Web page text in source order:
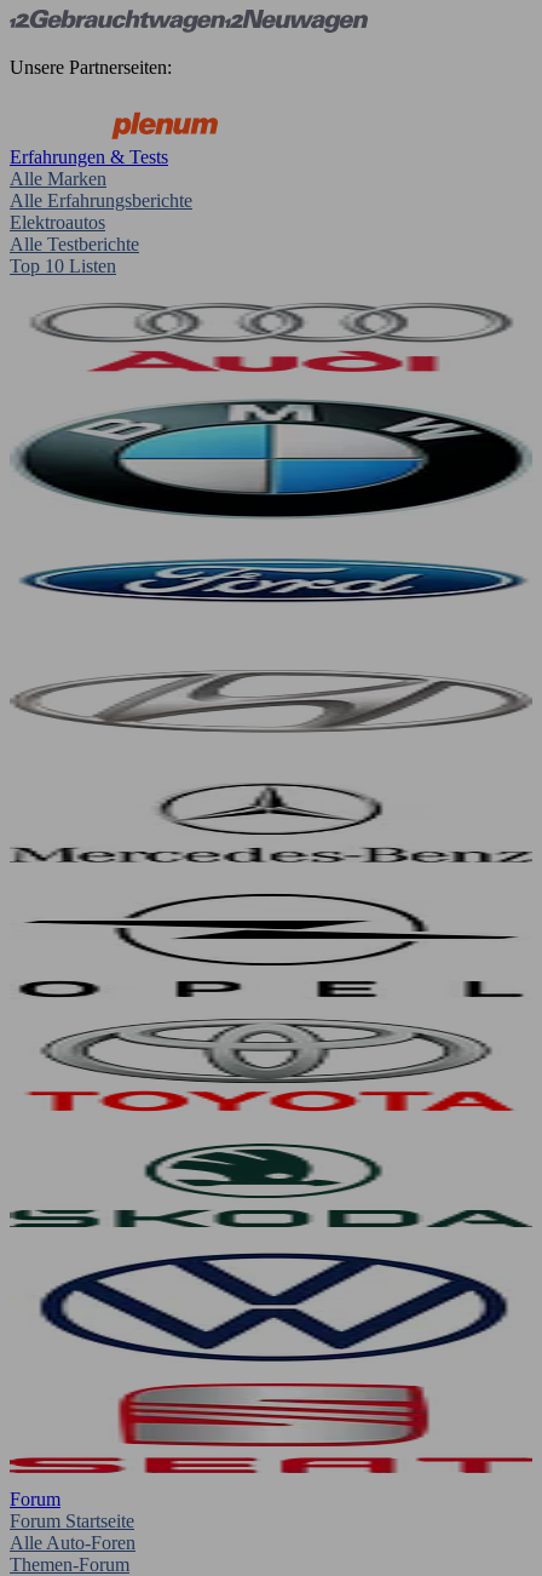
Unsere Partnerseiten:
Erfahrungen & Tests
Alle Marken
Alle Erfahrungsberichte
Elektroautos
Alle Testberichte
Top 10 Listen
Forum
Forum Startseite
Alle Auto-Foren
Themen-Forum